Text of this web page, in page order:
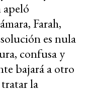
Farah,
es nula
confusa y
bajará a otro
la